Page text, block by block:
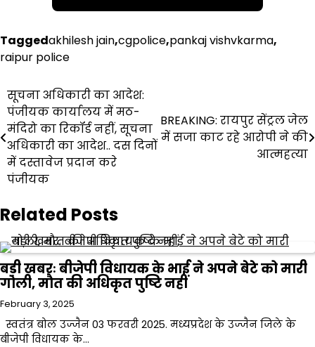
Taggedakhilesh jain,cgpolice,pankaj vishvkarma,
raipur police
Post
navigation
सूचना अधिकारी का आदेश:
पंजीयक कार्यालय में मठ-
मंदिरो का रिकॉर्ड नहीं, सूचना
अधिकारी का आदेश.. दस दिनों
में दस्तावेज प्रदान करे
पंजीयक
BREAKING: रायपुर सेंट्रल जेल
में सजा काट रहे आरोपी ने की
आत्महत्या
Related Posts
बड़ी खबरः बीजेपी विधायक के भाई ने अपने बेटे को मारी
गोली, मौत की अधिकृत पुष्टि नहीं
February 3, 2025
स्वतंत्र बोल उज्जैन 03 फरवरी 2025. मध्यप्रदेश के उज्जैन जिले के
बीजेपी विधायक के…